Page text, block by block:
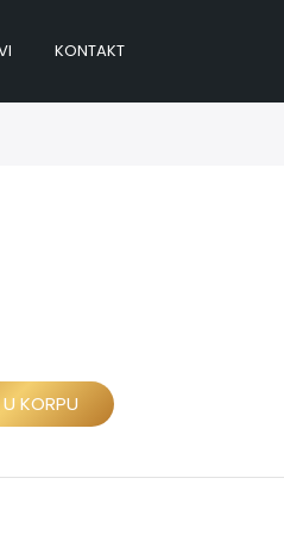
KONTAKT
KORPU